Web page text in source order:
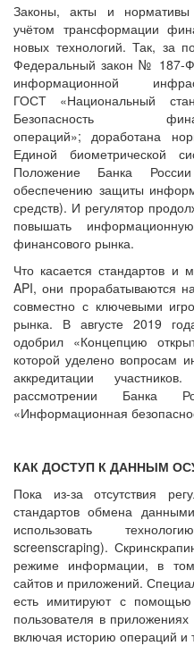
Законы, акты и нормативы
учётом трансформации
новых технологий. Так, за
Федеральный закон № 187-
информационной
ГОСТ «Национальный
Безопасность
операций»; доработана
Единой биометрической
Положение Банка
обеспечению защиты
средств). И регулятор
повышать
финансового рынка.
Что касается стандартов и
API, они прорабатываются
совместно с ключевыми
рынка. В августе 2019
одобрил «Концепцию
которой уделено вопросам
аккредитации
рассмотрении Банка
«Информационная
КАК ДОСТУП К ДАННЫМ
Пока из-за отсутствия
стандартов обмена
использовать
screenscraping).
режиме информации, в том
сайтов и приложений.
есть имитируют с помощью
пользователя в
включая историю операций и